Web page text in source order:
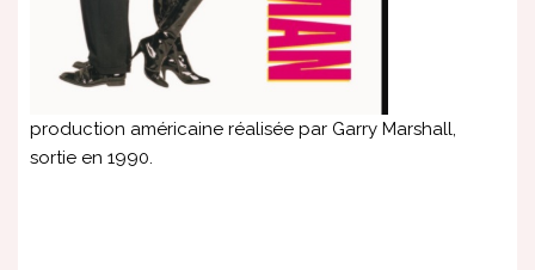
production américaine réalisée par Garry Marshall,
sortie en 1990.